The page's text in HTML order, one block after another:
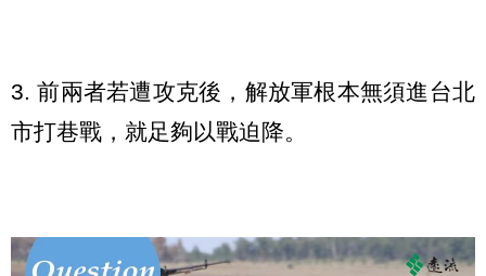
3. 前兩者若遭攻克後，解放軍根本無須進台北
市打巷戰，就足夠以戰迫降。